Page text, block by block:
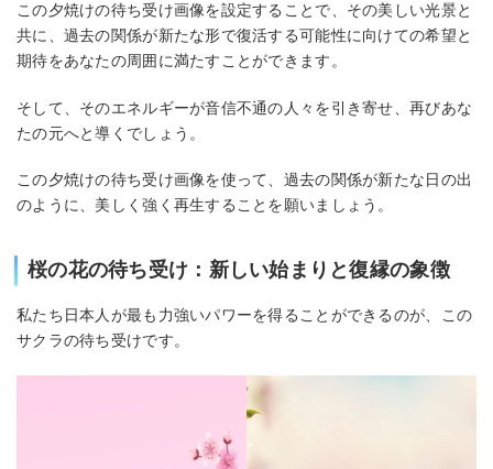
この夕焼けの待ち受け画像を設定することで、その美しい光景と
共に、過去の関係が新たな形で復活する可能性に向けての希望と
期待をあなたの周囲に満たすことができます。
そして、そのエネルギーが音信不通の人々を引き寄せ、再びあな
たの元へと導くでしょう。
この夕焼けの待ち受け画像を使って、過去の関係が新たな日の出
のように、美しく強く再生することを願いましょう。
桜の花の待ち受け：新しい始まりと復縁の象徴
私たち日本人が最も力強いパワーを得ることができるのが、この
サクラの待ち受けです。